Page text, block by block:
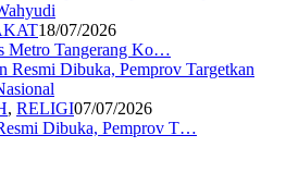
18/07/2026
Metro Tangerang Ko…
, RELIGI07/07/2026
Dibuka, Pemprov T…